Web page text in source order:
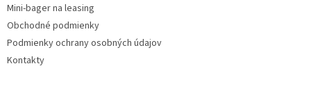
Mini-bager na leasing
Obchodné podmienky
Podmienky ochrany osobných údajov
Kontakty